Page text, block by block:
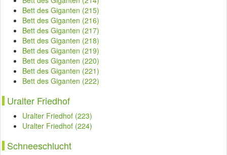
Bett des Giganten (215)
Bett des Giganten (216)
Bett des Giganten (217)
Bett des Giganten (218)
Bett des Giganten (219)
Bett des Giganten (220)
Bett des Giganten (221)
Bett des Giganten (222)
Uralter Friedhof
Uralter Friedhof (223)
Uralter Friedhof (224)
Schneeschlucht